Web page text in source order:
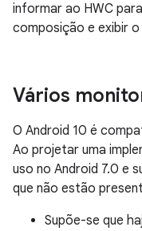
informar ao HWC
composição e exibir
Vários
O Android 10 é
Ao projetar uma
uso no Android 7.0 e
que não estão
Supõe-se que